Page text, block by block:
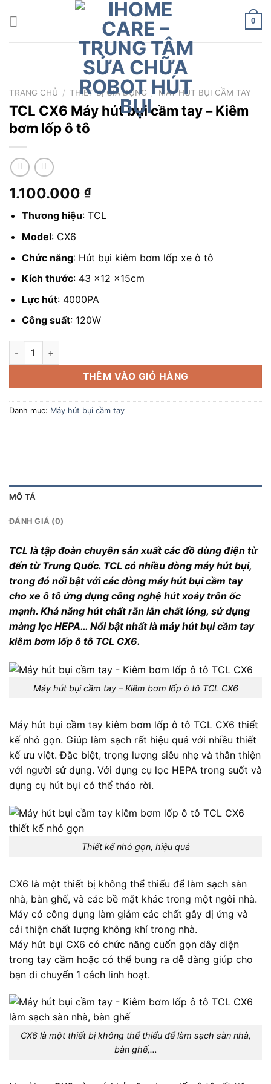
0
TRANG CHỦ / THIẾT BỊ GIA DỤNG / MÁY HÚT BỤI CẦM TAY
TCL CX6 Máy hút bụi cầm tay – Kiêm
bơm lốp ô tô
1.100.000 ₫
Thương hiệu: TCL
Model: CX6
Chức năng: Hút bụi kiêm bơm lốp xe ô tô
Kích thước: 43 ×12 ×15cm
Lực hút: 4000PA
Công suất: 120W
TCL CX6 Máy hút bụi cầm tay - Kiêm bơm lốp ô tô số lượng
THÊM VÀO GIỎ HÀNG
Danh mục: Máy hút bụi cầm tay
MÔ TẢ
ĐÁNH GIÁ (0)
TCL là tập đoàn chuyên sản xuất các đồ dùng điện từ
đến từ Trung Quốc. TCL có nhiều dòng máy hút bụi,
trong đó nổi bật với các dòng máy hút bụi cầm tay
cho xe ô tô ứng dụng công nghệ hút xoáy trôn ốc
mạnh. Khả năng hút chất rắn lẫn chất lỏng, sử dụng
màng lọc HEPA… Nổi bật nhất là máy hút bụi cầm tay
kiêm bơm lốp ô tô TCL CX6.
Máy hút bụi cầm tay – Kiêm bơm lốp ô tô TCL CX6
Máy hút bụi cầm tay kiêm bơm lốp ô tô TCL CX6 thiết
kế nhỏ gọn. Giúp làm sạch rất hiệu quả với nhiều thiết
kế ưu việt. Đặc biệt, trọng lượng siêu nhẹ và thân thiện
với người sử dụng. Với dụng cụ lọc HEPA trong suốt và
dụng cụ hút bụi có thể tháo rời.
Thiết kế nhỏ gọn, hiệu quả
CX6 là một thiết bị không thể thiếu để làm sạch sàn
nhà, bàn ghế, và các bề mặt khác trong một ngôi nhà.
Máy có công dụng làm giảm các chất gây dị ứng và
cải thiện chất lượng không khí trong nhà.
Máy hút bụi CX6 có chức năng cuốn gọn dây diện
trong tay cầm hoặc có thể bung ra dễ dàng giúp cho
bạn di chuyển 1 cách linh hoạt.
CX6 là một thiết bị không thể thiếu để làm sạch sàn nhà,
bàn ghế,…